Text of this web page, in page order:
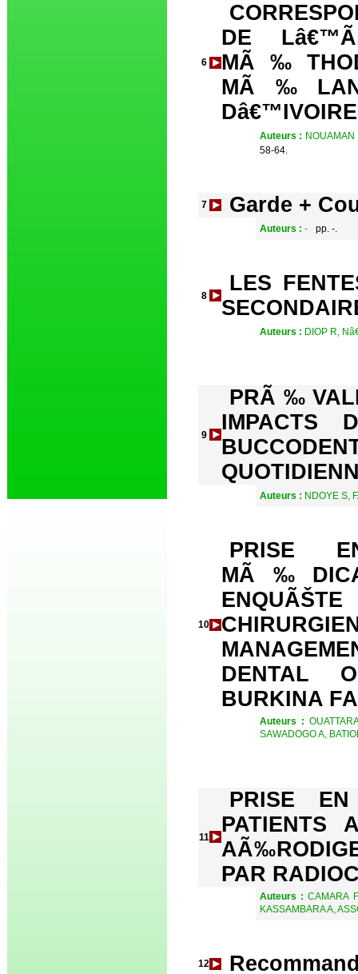
6
DE
Dâ€™IVOIRE
Auteurs :
58-64.
7 Garde +
Auteurs : - pp. -.
8
LES
Auteurs : DIOP R,
9
IMPACTS
Auteurs : NDOYE S,
10
PRISE
DENTAL
BURKINA
Auteurs :
SAWADOGO A,
11
PRISE EN
PATIENTS
PAR
Auteurs :CAMARA
KASSAMBARA A,
12